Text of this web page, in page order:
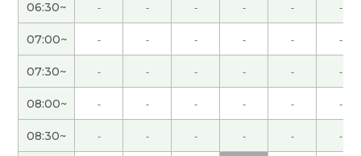
每次谢谢您。我也想用AI赚钱，但是如果目的只是赚
钱的话，我不会开心。所以我想为了自己想做的事
情，考虑怎么用AI来帮助自己。下次见！( 女性 )
葵老师，谢谢。我也很开心和您一起学习。我儿子
每天很忙过的很愉快。下次见啦！( 50代 男性 )
06:30~ - - - - - -
07:00~ - - - - - -
07:30~ - - - - - -
08:00~ - - - - - -
08:30~ - - - - - -